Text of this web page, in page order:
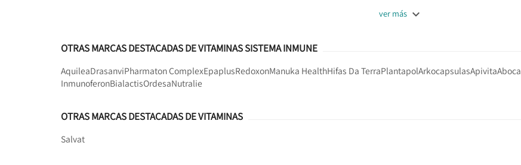
ver más 
OTRAS MARCAS DESTACADAS DE VITAMINAS SISTEMA INMUNE
AquileaDrasanviPharmaton ComplexEpaplusRedoxonManuka HealthHifas Da TerraPlantapolArkocapsulasApivitaAboca
InmunoferonBialactisOrdesaNutralie
OTRAS MARCAS DESTACADAS DE VITAMINAS
Salvat